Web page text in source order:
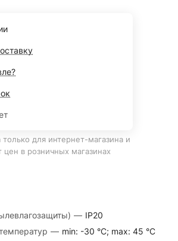
— IP20
— min: -30 °C; max: 45 °C
для интернет-магазина и
цен в розничных магазинах